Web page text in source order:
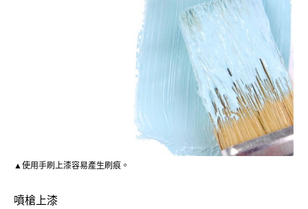
▲使用手刷上漆容易產生刷痕。
噴槍上漆